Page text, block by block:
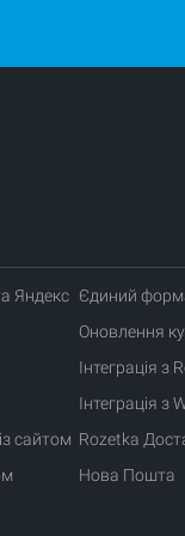
Яндекс
сайтом
Єдиний
Оновлення
Інтеграція з
Інтеграція з
Rozetka
Нова Пошта